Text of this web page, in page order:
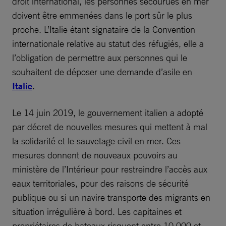
doivent être emmenées dans le port sûr le plus
proche. L’Italie étant signataire de la Convention
internationale relative au statut des réfugiés, elle a
l’obligation de permettre aux personnes qui le
souhaitent de déposer une demande d’asile en
Italie.
Le 14 juin 2019, le gouvernement italien a adopté
par décret de nouvelles mesures qui mettent à mal
la solidarité et le sauvetage civil en mer. Ces
mesures donnent de nouveaux pouvoirs au
ministère de l’Intérieur pour restreindre l’accès aux
eaux territoriales, pour des raisons de sécurité
publique ou si un navire transporte des migrants en
situation irrégulière à bord. Les capitaines et